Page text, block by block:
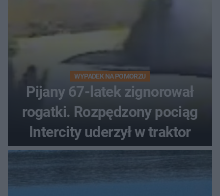
WYPADEK NA POMORZU
Pijany 67-latek zignorował
rogatki. Rozpędzony pociąg
Intercity uderzył w traktor